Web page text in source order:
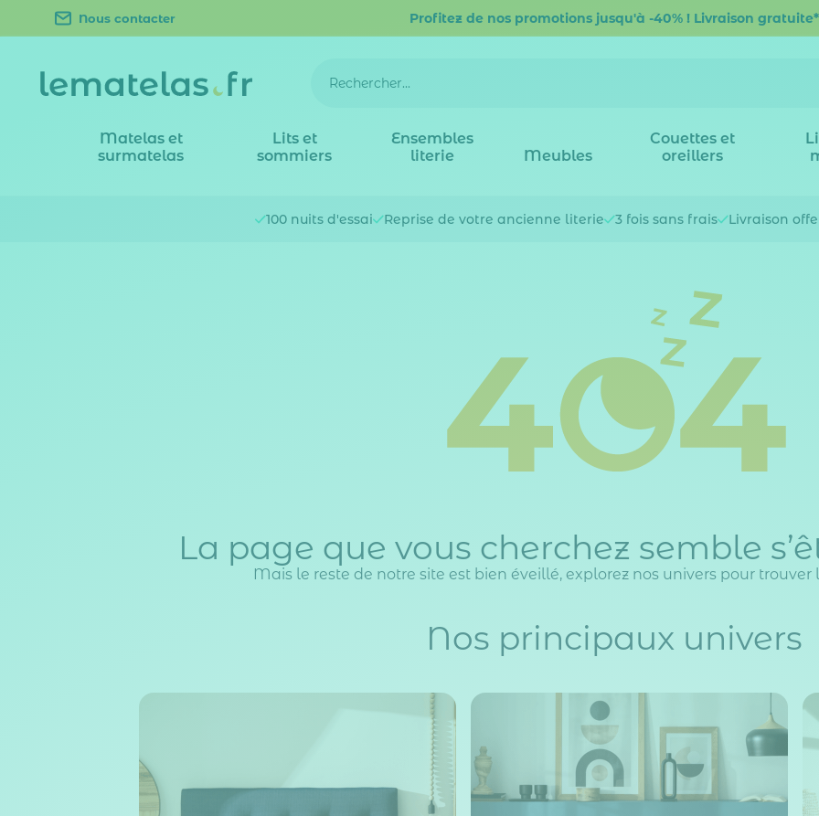
Nous contacter Profitez de nos promotions jusqu'à -40% ! Livraison gratuite*
Matelas et
surmatelas
Lits et
sommiers
Ensembles
literie
Meubles
Couettes et
oreillers
100 nuits d'essai Reprise de votre ancienne literie 3 fois sans frais Livraison
La page que vous cherchez semble
Mais le reste de notre site est bien éveillé, explorez nos univers pour trouver
Nos principaux univers